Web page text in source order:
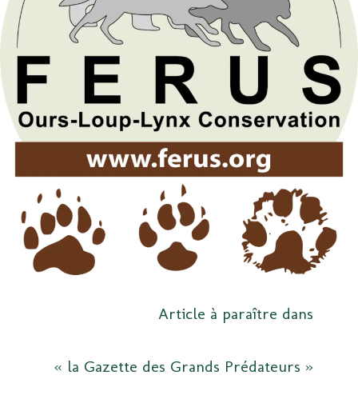
Article à paraître dans
« la Gazette des Grands Prédateurs »